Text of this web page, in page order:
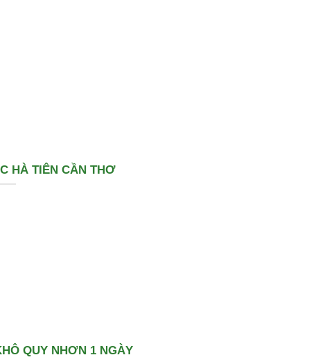
HÀ TIÊN CẦN THƠ
QUY NHƠN 1 NGÀY